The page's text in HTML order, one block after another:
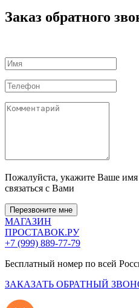
Заказ обратного
Пожалуйста, укажите Ваше
связаться с Вами
Перезвоните мне
МАГАЗИН
ПРОСТАВОК.РУ
+7 (999) 889-77-79
Бесплатный номер по всей
ЗАКАЗАТЬ ОБРАТНЫЙ